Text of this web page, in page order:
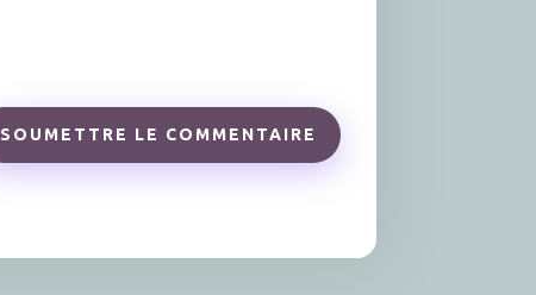
SOUMETTRE LE COMMENTAIRE